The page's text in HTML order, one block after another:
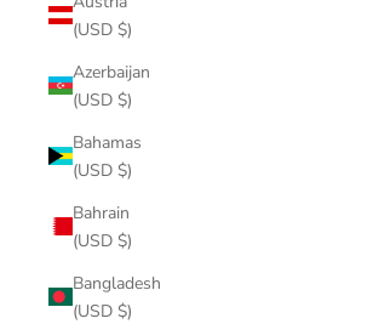
(USD $)
Azerbaijan
(USD $)
Bahamas
(USD $)
Bahrain
(USD $)
Bangladesh
(USD $)